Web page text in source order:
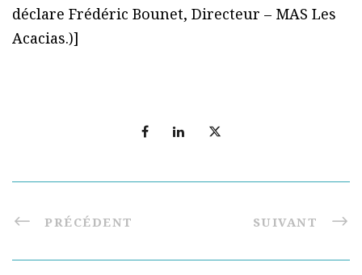
déclare Frédéric Bounet, Directeur – MAS Les
Acacias.)]
PRÉCÉDENT SUIVANT